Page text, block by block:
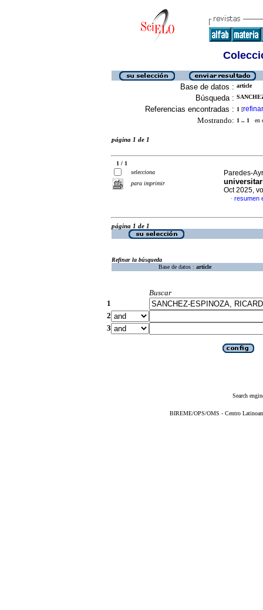
Base de datos : article
Búsqueda :
Referencias encontradas : 1 [refinar
Mostrando: 1 .. 1 en
página 1 de 1
1 / 1
selecciona
para imprimir
Paredes-
Oct 2025,
· resumen
página 1 de 1
Refinar la búsqueda
Base de datos : article
Buscar
1
2
3
Search
BIREME/OPS/OMS - Centro